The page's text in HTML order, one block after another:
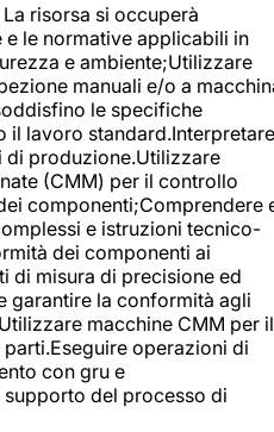
risorsa si occuperà
le normative applicabili in
e ambiente;Utilizzare
manuali e/o a
le specifiche
il lavoro standard.Interpretare
di produzione.Utilizzare
(CMM) per il controllo
componenti;Comprendere
e istruzioni tecnico-
dei componenti ai
di misura di precisione ed
garantire la conformità agli
macchine CMM per il
operazioni di
con gru e
del processo di